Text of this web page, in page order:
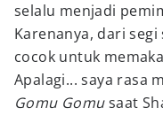
selalu menjadi
Karenanya, dari
cocok untuk
Apalagi... saya rasa
Gomu Gomusaat